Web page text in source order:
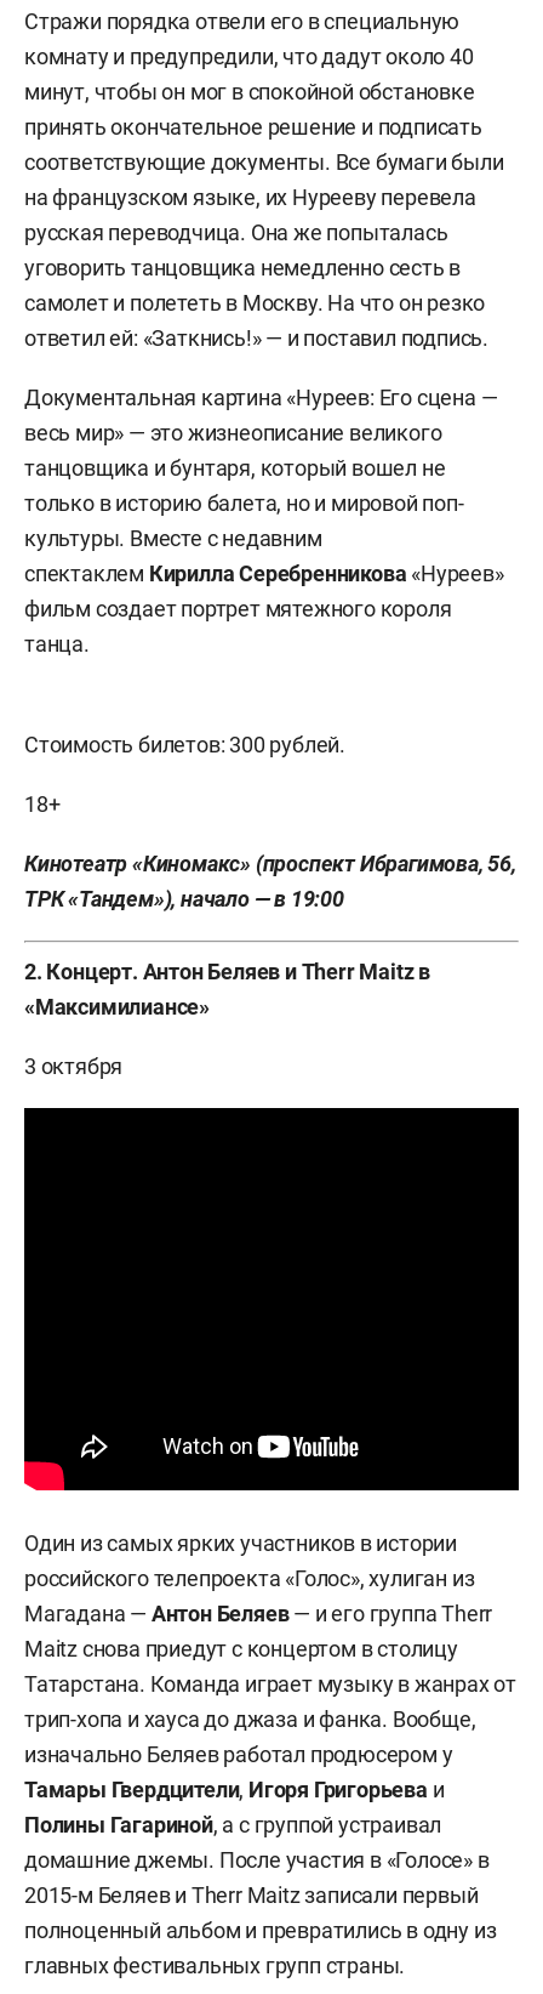
Стражи порядка отвели его в специальную
комнату и предупредили, что дадут около 40
минут, чтобы он мог в спокойной обстановке
принять окончательное решение и подписать
соответствующие документы. Все бумаги были
на французском языке, их Нурееву перевела
русская переводчица. Она же попыталась
уговорить танцовщика немедленно сесть в
самолет и полететь в Москву. На что он резко
ответил ей: «Заткнись!» — и поставил подпись.
Документальная картина «Нуреев: Его сцена —
весь мир» — это жизнеописание великого
танцовщика и бунтаря, который вошел не
только в историю балета, но и мировой поп-
культуры. Вместе с недавним
спектаклем Кирилла Серебренникова «Нуреев»
фильм создает портрет мятежного короля
танца.
Стоимость билетов: 300 рублей.
18+
Кинотеатр «Киномакс» (проспект Ибрагимова, 56,
ТРК «Тандем»), начало — в 19:00
2. Концерт. Антон Беляев и Therr Maitz в
«Максимилиансе»
3 октября
Один из самых ярких участников в истории
российского телепроекта «Голос», хулиган из
Магадана — Антон Беляев— и его группа Therr
Maitz снова приедут с концертом в столицу
Татарстана. Команда играет музыку в жанрах от
трип-хопа и хауса до джаза и фанка. Вообще,
изначально Беляев работал продюсером у
Тамары Гвердцители, Игоря Григорьева и
Полины Гагариной, а с группой устраивал
домашние джемы. После участия в «Голосе» в
2015-м Беляев и Therr Maitz записали первый
полноценный альбом и превратились в одну из
главных фестивальных групп страны.